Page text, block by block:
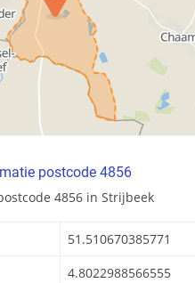
postcode 4856
4856 in Strijbeek
51.510670385771
4.8022988566555